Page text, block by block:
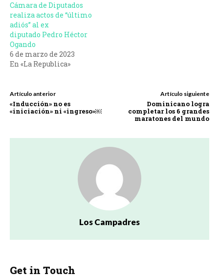
Cámara de Diputados
realiza actos de “último
adiós” al ex
diputado Pedro Héctor
Ogando
6 de marzo de 2023
En «La Republica»
Artículo anterior
«Inducción» no es
«iniciación» ni «ingreso»￼
Artículo siguiente
Dominicano logra
completar los 6 grandes
maratones del mundo
Los Campadres
Get in Touch